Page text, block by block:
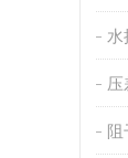
水
压
阻